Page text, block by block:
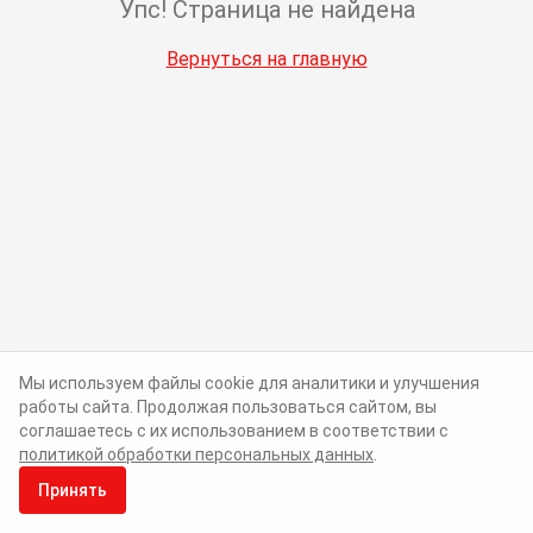
Упс! Страница не найдена
Вернуться на главную
Мы используем файлы cookie для аналитики и улучшения
работы сайта. Продолжая пользоваться сайтом, вы
соглашаетесь с их использованием в соответствии с
политикой обработки персональных данных
Принять